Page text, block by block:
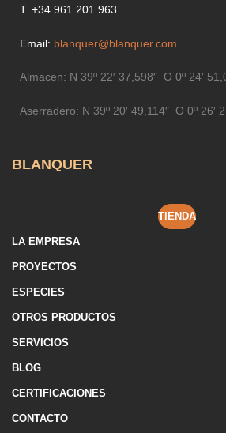
T. +34 961 201 963
Email: blanquer@blanquer.com
Almacen: N 39º 22′ 37,598″ O 0º 24′
Aserradero: N 39º 20′ 49,114″ O 0º 26′
BLANQUER
TIENDA
LA EMPRESA
PROYECTOS
ESPECIES
OTROS PRODUCTOS
SERVICIOS
BLOG
CERTIFICACIONES
CONTACTO